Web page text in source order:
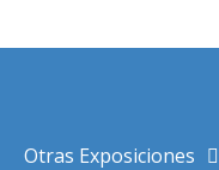
Otras Exposiciones